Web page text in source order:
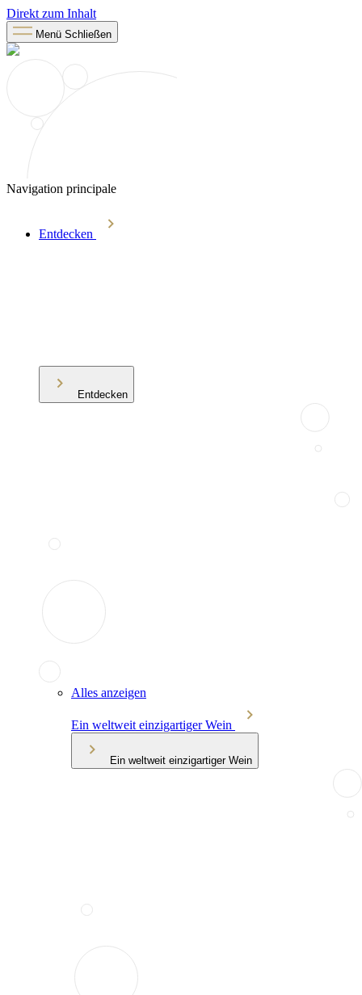
Direkt zum Inhalt
Menü Schließen
Navigation principale
Entdecken
Entdecken
Alles anzeigen
Ein weltweit einzigartiger Wein
Ein weltweit einzigartiger Wein